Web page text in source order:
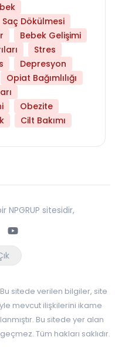
Saç Dökülmesi
Bebek Gelişimi
Stres
Depresyon
Opiat Bağımlılığı
Obezite
Cilt Bakımı
NPGRUP sitesidir,
Youtube
sitede verilen bilgiler, site
mevcut ilişkilerini ikame
Bu sitede yer alan
Tüm hakları saklıdır.